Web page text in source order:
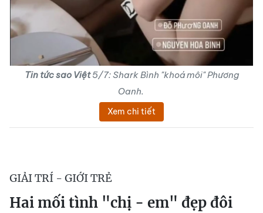
Tin tức sao Việt5/7: Shark Bình "khoá môi" Phương
Oanh.
Xem chi tiết
GIẢI TRÍ - GIỚI TRẺ
Hai mối tình "chị - em" đẹp đôi